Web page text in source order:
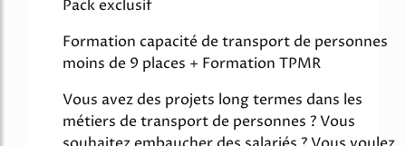
Pack exclusif
Formation capacité de transport de personnes
moins de 9 places + Formation TPMR
Vous avez des projets long termes dans les
métiers de transport de personnes ? Vous